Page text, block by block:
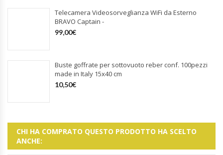
Telecamera Videosorveglianza WiFi da Esterno
BRAVO Captain -
99,00€
Buste goffrate per sottovuoto reber conf. 100pezzi
made in Italy 15x40 cm
10,50€
CHI HA COMPRATO QUESTO PRODOTTO HA SCELTO
ANCHE: